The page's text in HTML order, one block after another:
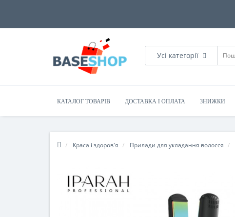
Усі категорії
КАТАЛОГ ТОВАРІВ ДОСТАВКА І ОПЛАТА ЗНИЖКИ
Краса і здоров'я Прилади для укладання волосся